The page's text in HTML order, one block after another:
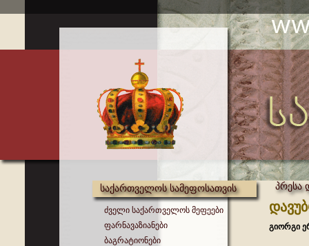
საქართველოს სამეფოსათვის
ძველი საქართველოს მეფეები
ფარნავაზიანები
ბაგრატიონები
პრესა
გიორგი